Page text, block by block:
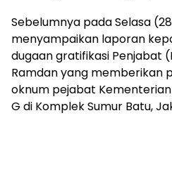
Sebelumnya pada Selasa
menyampaikan laporan
dugaan gratifikasi Penjabat
Ramdan yang memberikan
oknum pejabat
G di Komplek Sumur Batu,